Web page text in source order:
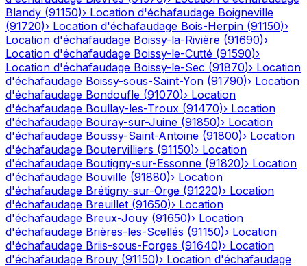
Blandy (91150)› Location d'échafaudage Boigneville
(91720)› Location d'échafaudage Bois-Herpin (91150)›
Location d'échafaudage Boissy-la-Rivière (91690)›
Location d'échafaudage Boissy-le-Cutté (91590)›
Location d'échafaudage Boissy-le-Sec (91870)› Location
d'échafaudage Boissy-sous-Saint-Yon (91790)› Location
d'échafaudage Bondoufle (91070)› Location
d'échafaudage Boullay-les-Troux (91470)› Location
d'échafaudage Bouray-sur-Juine (91850)› Location
d'échafaudage Boussy-Saint-Antoine (91800)› Location
d'échafaudage Boutervilliers (91150)› Location
d'échafaudage Boutigny-sur-Essonne (91820)› Location
d'échafaudage Bouville (91880)› Location
d'échafaudage Brétigny-sur-Orge (91220)› Location
d'échafaudage Breuillet (91650)› Location
d'échafaudage Breux-Jouy (91650)› Location
d'échafaudage Brières-les-Scellés (91150)› Location
d'échafaudage Briis-sous-Forges (91640)› Location
d'échafaudage Brouy (91150)› Location d'échafaudage